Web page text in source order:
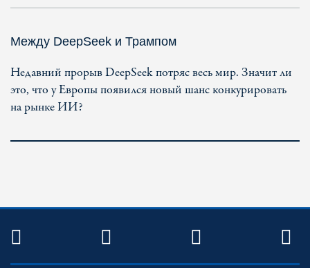
Между DeepSeek и Трампом
Недавний прорыв DeepSeek потряс весь мир. Значит ли
это, что у Европы появился новый шанс конкурировать
на рынке ИИ?
TWITTER FACEBOOKYOUTUBE